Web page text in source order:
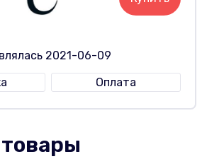
2021-06-09
Оплата